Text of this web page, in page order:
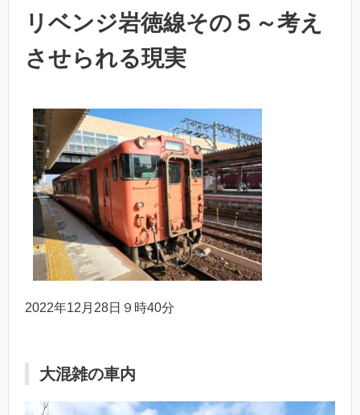
リベンジ岩徳線その５～考え
させられる現実
2022年12月28日９時40分
大混雑の車内